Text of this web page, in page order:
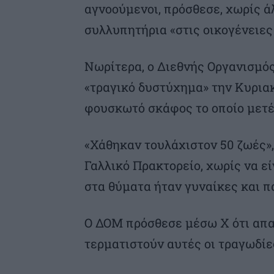
αγνοούμενοι, πρόσθεσε, χωρίς
συλλυπητήρια «στις
Νωρίτερα, ο Διεθνής
«τραγικό δυστύχημα» την
φουσκωτό σκάφος το οποίο
«Χάθηκαν τουλάχιστον 50
Γαλλικό Πρακτορείο, χωρίς να
στα θύματα ήταν γυναίκες και
Ο ΔΟΜ πρόσθεσε μέσω X ότι
τερματιστούν αυτές οι